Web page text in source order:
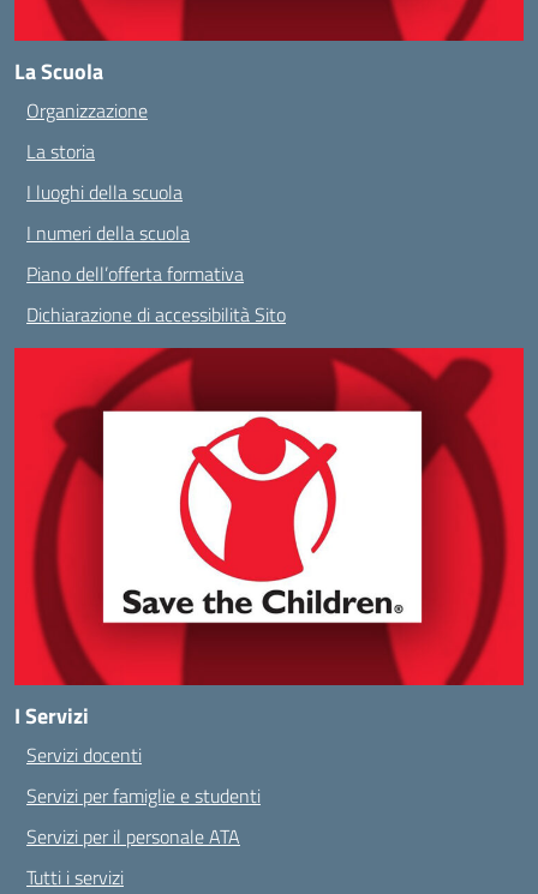
La Scuola
Organizzazione
La storia
I luoghi della scuola
I numeri della scuola
Piano dell’offerta formativa
Dichiarazione di accessibilità Sito
I Servizi
Servizi docenti
Servizi per famiglie e studenti
Servizi per il personale ATA
Tutti i servizi